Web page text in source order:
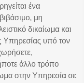
ένα
μη
δικαίωμα και
Υπηρεσίας υπό τον
άλλο τρόπο
στην Υπηρεσία σε